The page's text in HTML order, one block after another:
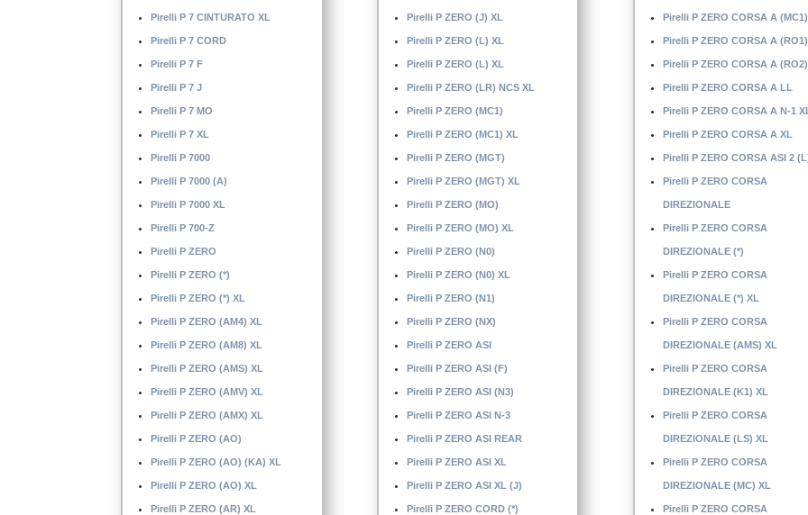
Pirelli P 7 CINTURATO XL
Pirelli P 7 CORD
Pirelli P 7 F
Pirelli P 7 J
Pirelli P 7 MO
Pirelli P 7 XL
Pirelli P 7000
Pirelli P 7000 (A)
Pirelli P 7000 XL
Pirelli P 700-Z
Pirelli P ZERO
Pirelli P ZERO (*)
Pirelli P ZERO (*) XL
Pirelli P ZERO (AM4) XL
Pirelli P ZERO (AM8) XL
Pirelli P ZERO (AMS) XL
Pirelli P ZERO (AMV) XL
Pirelli P ZERO (AMX) XL
Pirelli P ZERO (AO)
Pirelli P ZERO (AO) (KA) XL
Pirelli P ZERO (AO) XL
Pirelli P ZERO (AR) XL
Pirelli P ZERO (J) XL
Pirelli P ZERO (L) XL
Pirelli P ZERO (L) XL
Pirelli P ZERO (LR) NCS XL
Pirelli P ZERO (MC1)
Pirelli P ZERO (MC1) XL
Pirelli P ZERO (MGT)
Pirelli P ZERO (MGT) XL
Pirelli P ZERO (MO)
Pirelli P ZERO (MO) XL
Pirelli P ZERO (N0)
Pirelli P ZERO (N0) XL
Pirelli P ZERO (N1)
Pirelli P ZERO (NX)
Pirelli P ZERO ASI
Pirelli P ZERO ASI (F)
Pirelli P ZERO ASI (N3)
Pirelli P ZERO ASI N-3
Pirelli P ZERO ASI REAR
Pirelli P ZERO ASI XL
Pirelli P ZERO ASI XL (J)
Pirelli P ZERO CORD (*)
Pirelli P ZERO CORSA A
Pirelli P ZERO CORSA A
Pirelli P ZERO CORSA A
Pirelli P ZERO CORSA A LL
Pirelli P ZERO CORSA A N-1
Pirelli P ZERO CORSA A XL
Pirelli P ZERO CORSA ASI 2
Pirelli P ZERO CORSA
DIREZIONALE
Pirelli P ZERO CORSA
DIREZIONALE (*)
Pirelli P ZERO CORSA
DIREZIONALE (*) XL
Pirelli P ZERO CORSA
DIREZIONALE (AMS) XL
Pirelli P ZERO CORSA
DIREZIONALE (K1) XL
Pirelli P ZERO CORSA
DIREZIONALE (LS) XL
Pirelli P ZERO CORSA
DIREZIONALE (MC) XL
Pirelli P ZERO CORSA